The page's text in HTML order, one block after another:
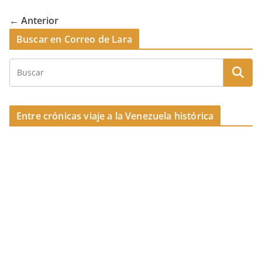
o
o
s tir
← Anterior
Buscar en Correo de Lara
Entre crónicas viaje a la Venezuela histórica